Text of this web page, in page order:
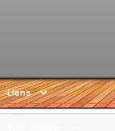
Liens